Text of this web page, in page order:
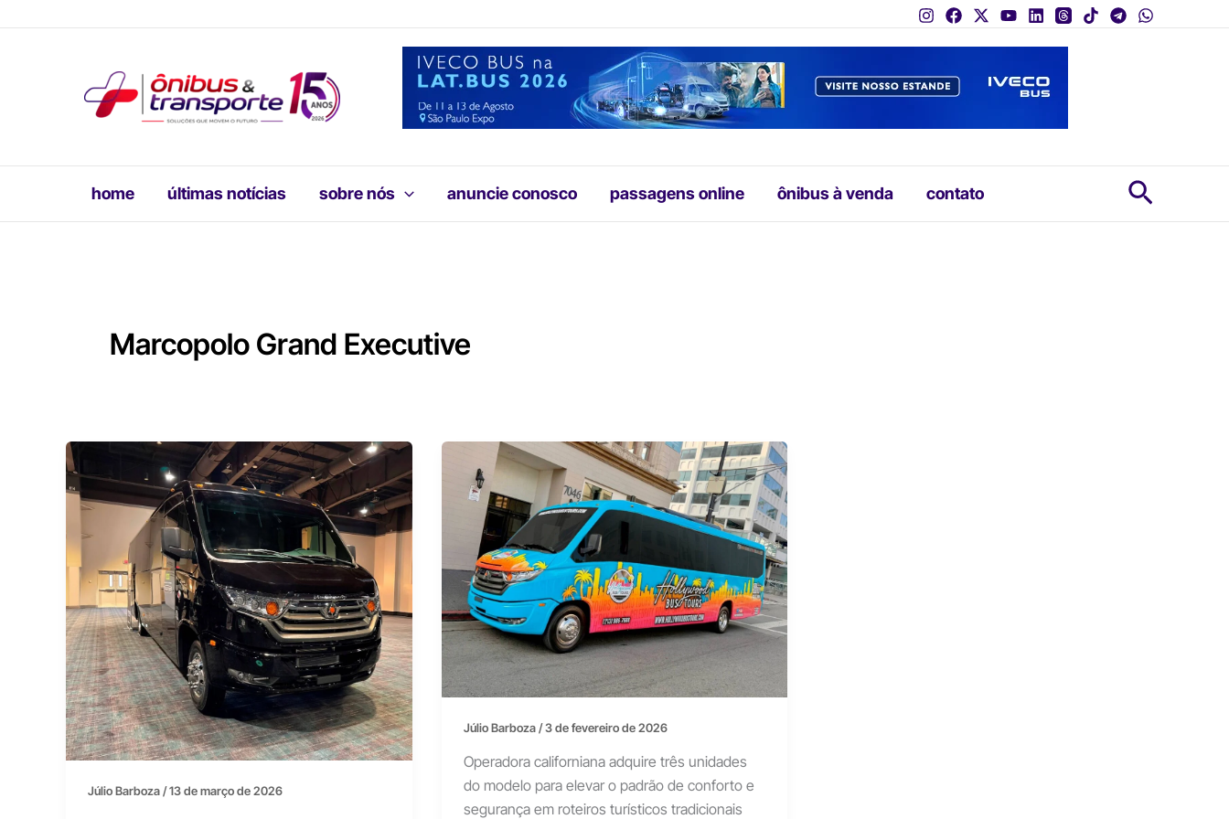
home últimas notícias sobre nós anuncie conosco passagens online ônibus à venda contato
Marcopolo Grand Executive
Júlio Barboza/13 de março de 2026
Júlio Barboza/3 de fevereiro de 2026
Operadora californiana adquire três unidades
do modelo para elevar o padrão de conforto e
segurança em roteiros turísticos tradicionais